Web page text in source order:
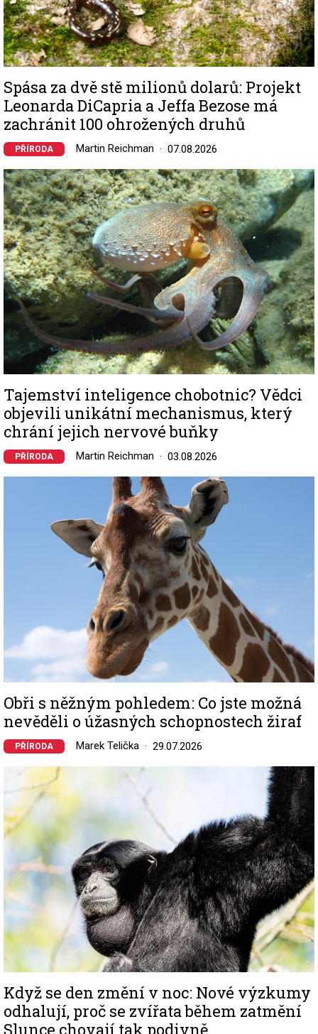
Spása za dvě stě milionů dolarů: Projekt
Leonarda DiCapria a Jeffa Bezose má
zachránit 100 ohrožených druhů
PŘÍRODA Martin Reichman 07.08.2026
Image
Tajemství inteligence chobotnic? Vědci
objevili unikátní mechanismus, který
chrání jejich nervové buňky
PŘÍRODA Martin Reichman 03.08.2026
Obři s něžným pohledem: Co jste možná
nevěděli o úžasných schopnostech žiraf
PŘÍRODA Marek Telička 29.07.2026
Image
Když se den změní v noc: Nové výzkumy
odhalují, proč se zvířata během zatmění
Slunce chovají tak podivně